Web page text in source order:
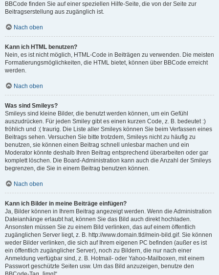
BBCode finden Sie auf einer speziellen Hilfe-Seite, die von der Seite zur
Beitragserstellung aus zugänglich ist.
Nach oben
Kann ich HTML benutzen?
Nein, es ist nicht möglich, HTML-Code in Beiträgen zu verwenden. Die meisten
Formatierungsmöglichkeiten, die HTML bietet, können über BBCode erreicht
werden.
Nach oben
Was sind Smileys?
Smileys sind kleine Bilder, die benutzt werden können, um ein Gefühl
auszudrücken. Für jeden Smiley gibt es einen kurzen Code, z. B. bedeutet :)
fröhlich und :( traurig. Die Liste aller Smileys können Sie beim Verfassen eines
Beitrags sehen. Versuchen Sie bitte trotzdem, Smileys nicht zu häufig zu
benutzen, sie können einen Beitrag schnell unlesbar machen und ein
Moderator könnte deshalb Ihren Beitrag entsprechend überarbeiten oder gar
komplett löschen. Die Board-Administration kann auch die Anzahl der Smileys
begrenzen, die Sie in einem Beitrag benutzen können.
Nach oben
Kann ich Bilder in meine Beiträge einfügen?
Ja, Bilder können in Ihrem Beitrag angezeigt werden. Wenn die Administration
Dateianhänge erlaubt hat, können Sie das Bild auch direkt hochladen.
Ansonsten müssen Sie zu einem Bild verlinken, das auf einem öffentlich
zugänglichen Server liegt, z. B. http://www.domain.tld/mein-bild.gif. Sie können
weder Bilder verlinken, die sich auf Ihrem eigenen PC befinden (außer es ist
ein öffentlich zugänglicher Server), noch zu Bildern, die nur nach einer
Anmeldung verfügbar sind, z. B. Hotmail- oder Yahoo-Mailboxen, mit einem
Passwort geschützte Seiten usw. Um das Bild anzuzeigen, benutze den